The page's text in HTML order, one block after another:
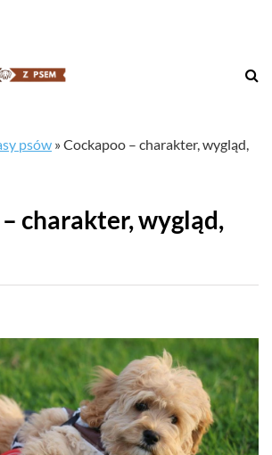
psów »Cockapoo – charakter, wygląd,
charakter, wygląd,